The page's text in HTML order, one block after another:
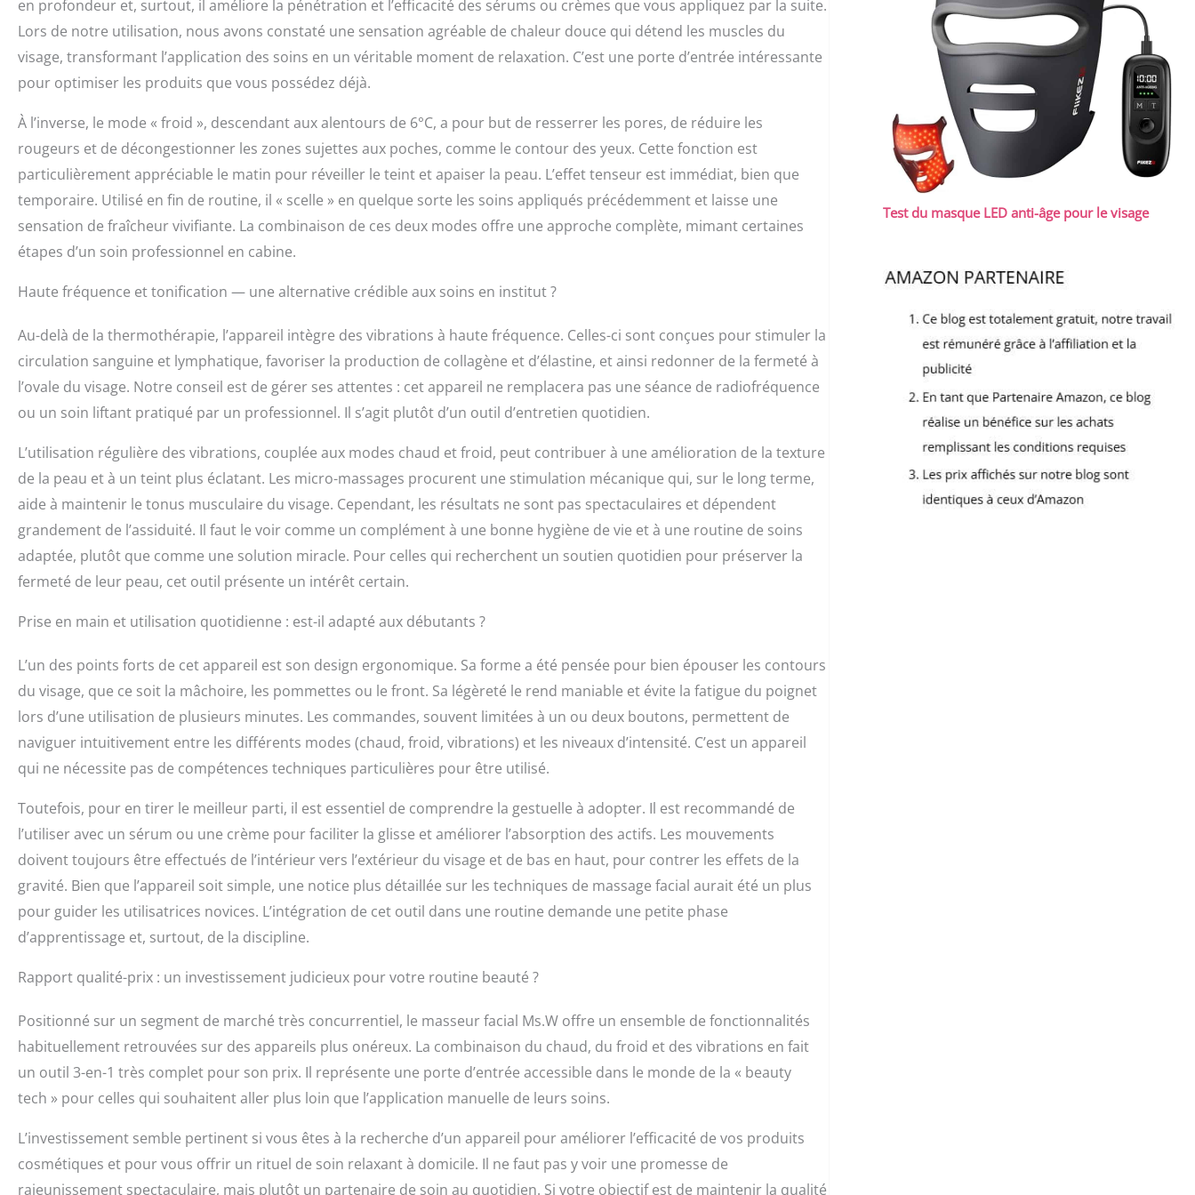
l'oedème, la fatigue musculaire, les cercles sombres, etc. [Design
unique]Conception ludique de la queue de poisson,poignée élégante et
ronde,en accord avec la théorie de l'ergonomie,peu importe la poussée ou la
traction répétée,l'expérience est excellente.La tête de massage imperméable
à l'eau est conçue avec un arc exquis,un excellent ajustement des lignes
transférer l'énergie à chaque pouce de peau dans le cou.Convient à tous les
types de peau et de personnes de tous âges. [Recharge sans fil] la
technologie de recharge a été mise à niveau pour réaliser que l'interface de
base existe en même temps que la recharge USB du corps. L'équipement de
beauté a une base de recharge. Vous pouvez facilement charger l'élévateur
Facial sur la base ou utiliser l'interface de câble USB, ce qui est plus pratique
à utiliser. Le petit masseur Facial est léger et facile à transporter.
en profondeur et, surtout, il améliore la pénétration et l’efficacité des sérums ou crèmes que vous appliquez par la suite.
Lors de notre utilisation, nous avons constaté une sensation agréable de chaleur douce qui détend les muscles du
visage, transformant l’application des soins en un véritable moment de relaxation. C’est une porte d’entrée intéressante
pour optimiser les produits que vous possédez déjà.
À l’inverse, le mode « froid », descendant aux alentours de 6°C, a pour but de resserrer les pores, de réduire les
rougeurs et de décongestionner les zones sujettes aux poches, comme le contour des yeux. Cette fonction est
particulièrement appréciable le matin pour réveiller le teint et apaiser la peau. L’effet tenseur est immédiat, bien que
temporaire. Utilisé en fin de routine, il « scelle » en quelque sorte les soins appliqués précédemment et laisse une
sensation de fraîcheur vivifiante. La combinaison de ces deux modes offre une approche complète, mimant certaines
étapes d’un soin professionnel en cabine.
Haute fréquence et tonification — une alternative crédible aux soins en institut ?
Au-delà de la thermothérapie, l’appareil intègre des vibrations à haute fréquence. Celles-ci sont conçues pour stimuler la
circulation sanguine et lymphatique, favoriser la production de collagène et d’élastine, et ainsi redonner de la fermeté à
l’ovale du visage. Notre conseil est de gérer ses attentes : cet appareil ne remplacera pas une séance de radiofréquence
ou un soin liftant pratiqué par un professionnel. Il s’agit plutôt d’un outil d’entretien quotidien.
L’utilisation régulière des vibrations, couplée aux modes chaud et froid, peut contribuer à une amélioration de la texture
de la peau et à un teint plus éclatant. Les micro-massages procurent une stimulation mécanique qui, sur le long terme,
aide à maintenir le tonus musculaire du visage. Cependant, les résultats ne sont pas spectaculaires et dépendent
grandement de l’assiduité. Il faut le voir comme un complément à une bonne hygiène de vie et à une routine de soins
adaptée, plutôt que comme une solution miracle. Pour celles qui recherchent un soutien quotidien pour préserver la
fermeté de leur peau, cet outil présente un intérêt certain.
Prise en main et utilisation quotidienne : est-il adapté aux débutants ?
L’un des points forts de cet appareil est son design ergonomique. Sa forme a été pensée pour bien épouser les contours
du visage, que ce soit la mâchoire, les pommettes ou le front. Sa légèreté le rend maniable et évite la fatigue du poignet
lors d’une utilisation de plusieurs minutes. Les commandes, souvent limitées à un ou deux boutons, permettent de
naviguer intuitivement entre les différents modes (chaud, froid, vibrations) et les niveaux d’intensité. C’est un appareil
qui ne nécessite pas de compétences techniques particulières pour être utilisé.
Toutefois, pour en tirer le meilleur parti, il est essentiel de comprendre la gestuelle à adopter. Il est recommandé de
l’utiliser avec un sérum ou une crème pour faciliter la glisse et améliorer l’absorption des actifs. Les mouvements
doivent toujours être effectués de l’intérieur vers l’extérieur du visage et de bas en haut, pour contrer les effets de la
gravité. Bien que l’appareil soit simple, une notice plus détaillée sur les techniques de massage facial aurait été un plus
pour guider les utilisatrices novices. L’intégration de cet outil dans une routine demande une petite phase
d’apprentissage et, surtout, de la discipline.
Rapport qualité-prix : un investissement judicieux pour votre routine beauté ?
Positionné sur un segment de marché très concurrentiel, le masseur facial Ms.W offre un ensemble de fonctionnalités
habituellement retrouvées sur des appareils plus onéreux. La combinaison du chaud, du froid et des vibrations en fait
un outil 3-en-1 très complet pour son prix. Il représente une porte d’entrée accessible dans le monde de la « beauty
tech » pour celles qui souhaitent aller plus loin que l’application manuelle de leurs soins.
L’investissement semble pertinent si vous êtes à la recherche d’un appareil pour améliorer l’efficacité de vos produits
cosmétiques et pour vous offrir un rituel de soin relaxant à domicile. Il ne faut pas y voir une promesse de
rajeunissement spectaculaire, mais plutôt un partenaire de soin au quotidien. Si votre objectif est de maintenir la qualité
Test du masque LED anti-âge pour le visage